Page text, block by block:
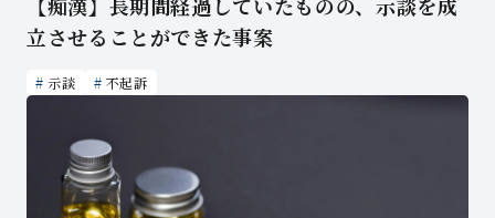
立させることができた事案
示談 不起訴